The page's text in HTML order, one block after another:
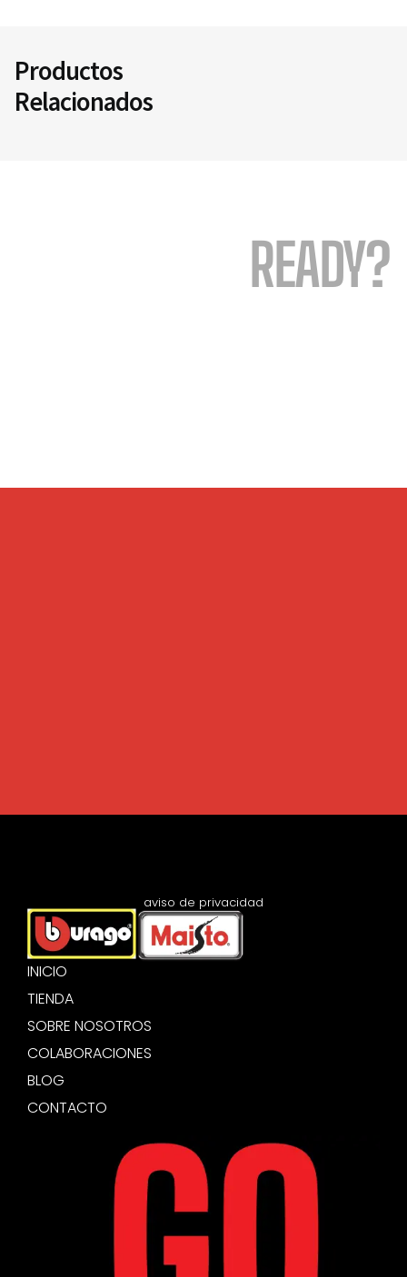
Productos
Relacionados
READY?
INICIO
TIENDA
SOBRE NOSOTROS
COLABORACIONES
BLOG
CONTACTO
aviso de privacidad